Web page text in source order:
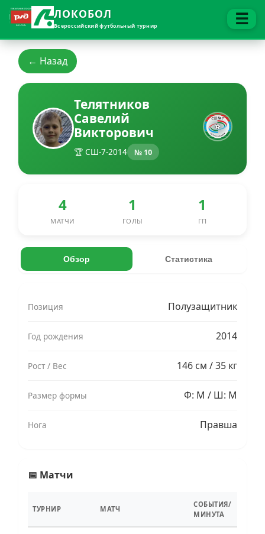
ЛОКОБОЛ
Всероссийский футбольный турнир ☰
← Назад
Телятников
Савелий
Викторович
🏆 СШ-7-2014 № 10
4
МАТЧИ
1
ГОЛЫ
1
ГП
Обзор Статистика
Позиция Полузащитник
Год рождения 2014
Рост / Вес 146 см / 35 кг
Размер формы Ф: M / Ш: M
Нога Правша
📅 Матчи
ТУРНИР МАТЧ
СОБЫТИЯ/
МИНУТА